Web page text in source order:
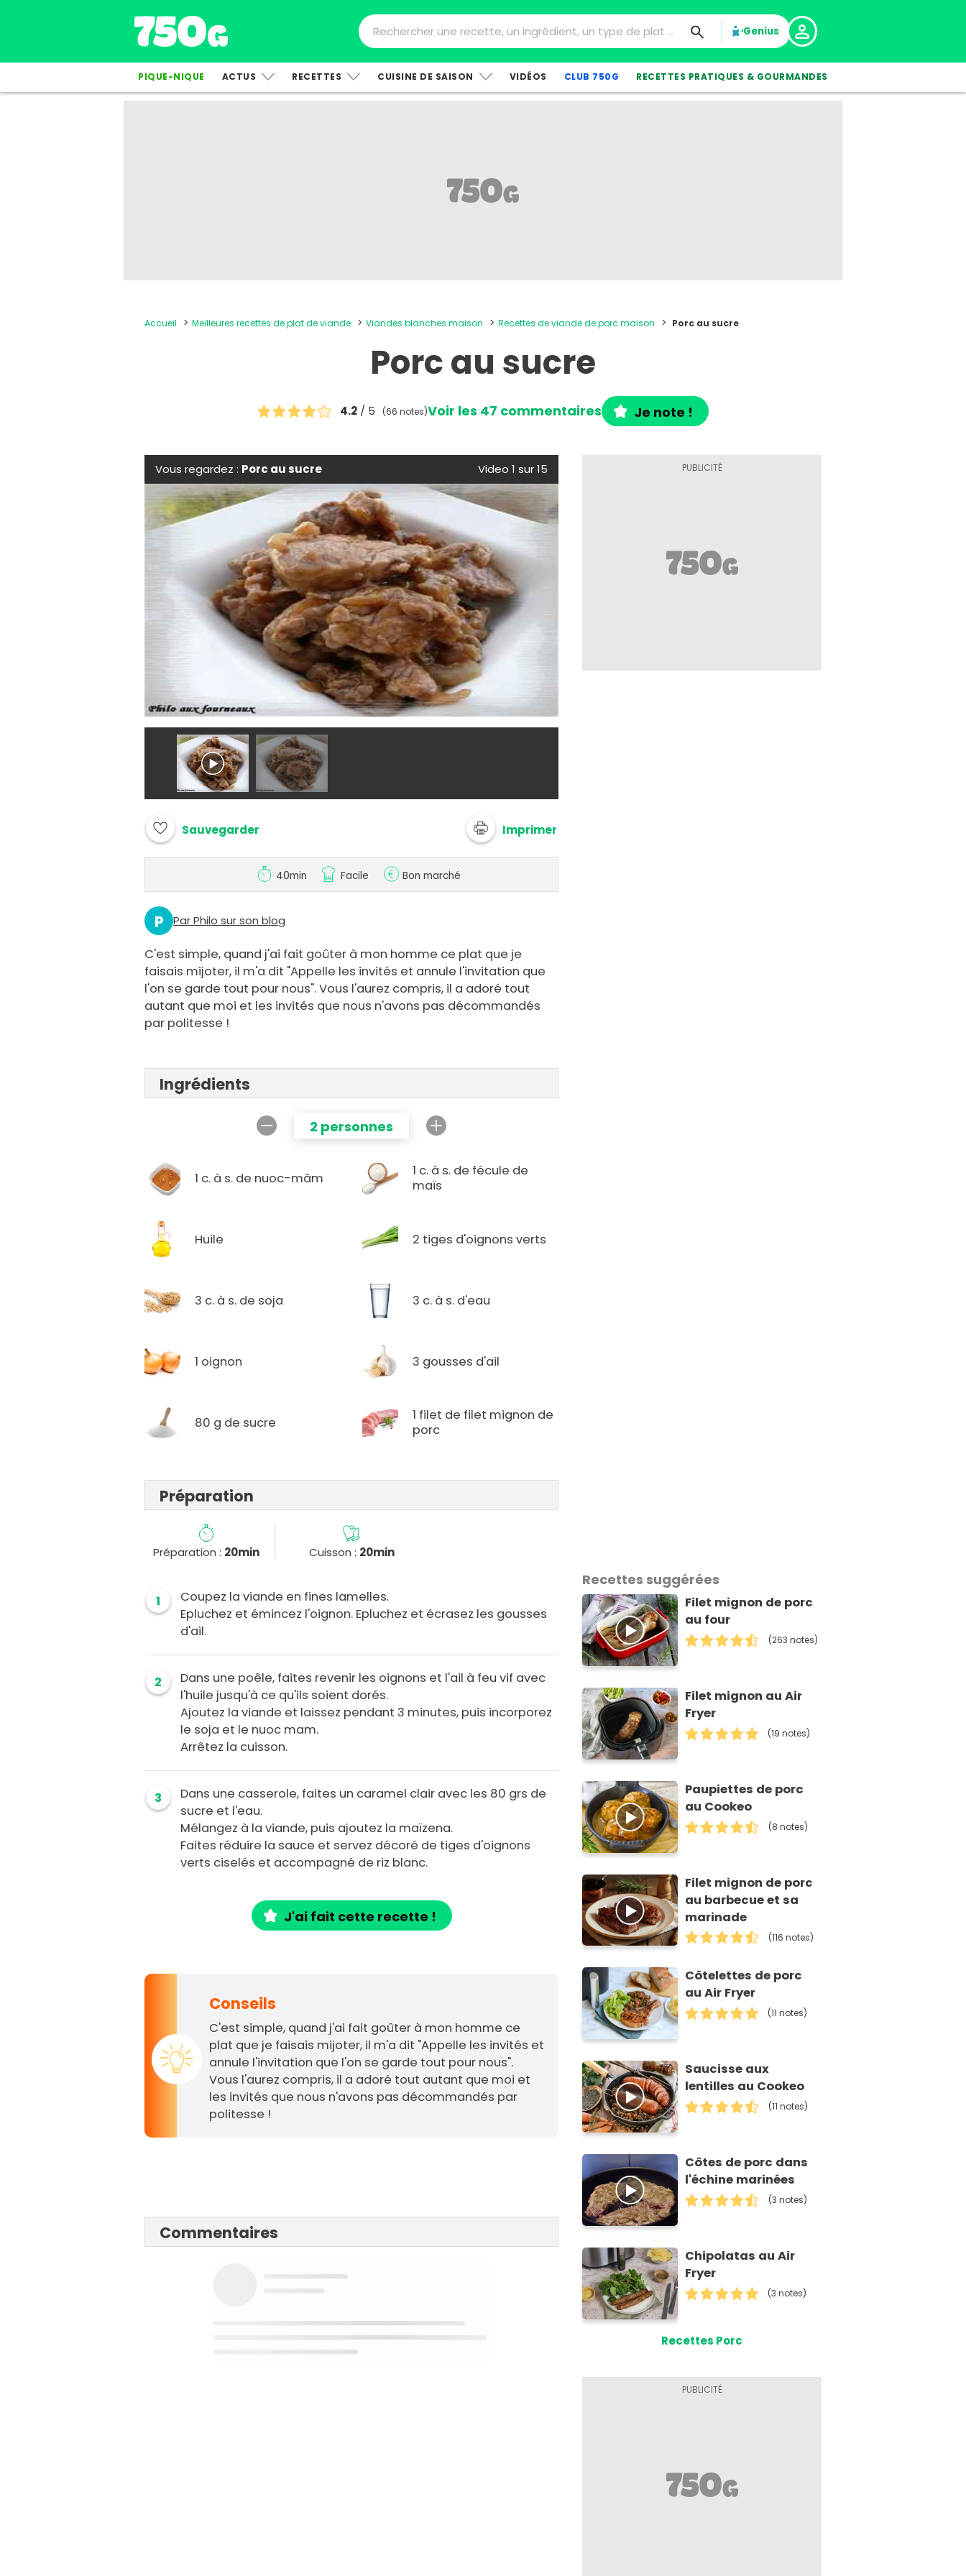
Genius
PIQUE-NIQUE ACTUS RECETTES CUISINE DE SAISON VIDÉOS CLUB 750G RECETTES PRATIQUES & GOURMANDES
Accueil Meilleures recettes de plat de viande Viandes blanches maison Recettes de viande de porc maison Porc au sucre
Porc au sucre
4.2 / 5 (66 notes)Voir les 47 commentaires Je note !
Vous regardez : Porc au sucre Video 1 sur 15
Sauvegarder Imprimer
40min Facile Bon marché
P Par Philo sur son blog
C'est simple, quand j'ai fait goûter à mon homme ce plat que je
faisais mijoter, il m'a dit "Appelle les invités et annule l'invitation que
l'on se garde tout pour nous". Vous l'aurez compris, il a adoré tout
autant que moi et les invités que nous n'avons pas décommandés
par politesse !
Ingrédients
2 personnes
1 c. à s. de nuoc-mâm
1 c. à s. de fécule de
maïs
Huile 2 tiges d'oignons verts
3 c. à s. de soja 3 c. à s. d'eau
1 oignon 3 gousses d'ail
80 g de sucre
1 filet de filet mignon de
porc
Préparation
Préparation : 20min Cuisson : 20min
1
Coupez la viande en fines lamelles.
Epluchez et émincez l'oignon. Epluchez et écrasez les gousses
d'ail.
2
Dans une poêle, faites revenir les oignons et l'ail à feu vif avec
l'huile jusqu'à ce qu'ils soient dorés.
Ajoutez la viande et laissez pendant 3 minutes, puis incorporez
le soja et le nuoc mam.
Arrêtez la cuisson.
3
Dans une casserole, faites un caramel clair avec les 80 grs de
sucre et l'eau.
Mélangez à la viande, puis ajoutez la maïzena.
Faites réduire la sauce et servez décoré de tiges d'oignons
verts ciselés et accompagné de riz blanc.
J'ai fait cette recette !
Conseils
C'est simple, quand j'ai fait goûter à mon homme ce
plat que je faisais mijoter, il m'a dit "Appelle les invités et
annule l'invitation que l'on se garde tout pour nous".
Vous l'aurez compris, il a adoré tout autant que moi et
les invités que nous n'avons pas décommandés par
politesse !
Commentaires
Recettes suggérées
Filet mignon de porc
au four
(263 notes)
Filet mignon au Air
Fryer
(19 notes)
Paupiettes de porc
au Cookeo
(8 notes)
Filet mignon de porc
au barbecue et sa
marinade
(116 notes)
Côtelettes de porc
au Air Fryer
(11 notes)
Saucisse aux
lentilles au Cookeo
(11 notes)
Côtes de porc dans
l'échine marinées
(3 notes)
Chipolatas au Air
Fryer
(3 notes)
Recettes Porc